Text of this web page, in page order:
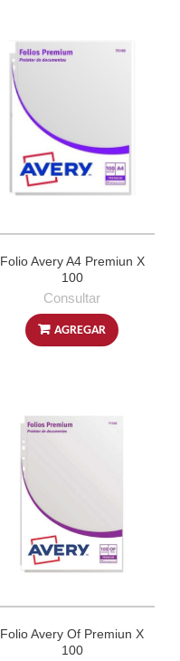
Folio Avery A4 Premiun X
100
Consultar
AGREGAR
Folio Avery Of Premiun X
100